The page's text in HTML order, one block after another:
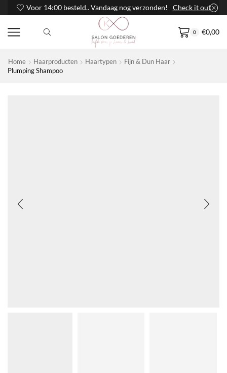
Voor 14:00 besteld.. Vandaag nog verzonden! Check it out
0 €0,00
Home Haarproducten Haartypen
Fijn & Dun Haar
Plumping Shampoo